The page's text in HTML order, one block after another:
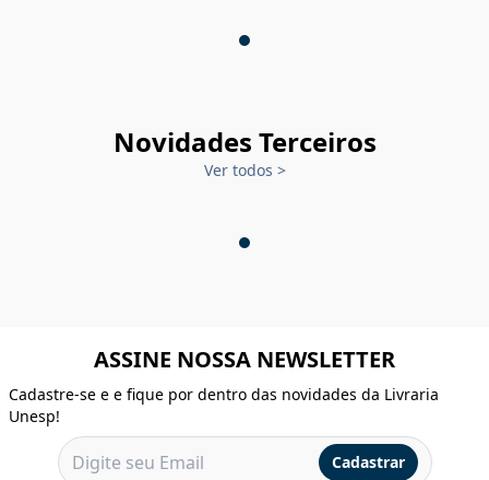
Novidades Terceiros
Ver todos >
ASSINE NOSSA NEWSLETTER
Cadastre-se e e fique por dentro das novidades da Livraria
Unesp!
Cadastrar